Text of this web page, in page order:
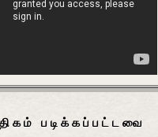
படிக்கப்பட்டவை